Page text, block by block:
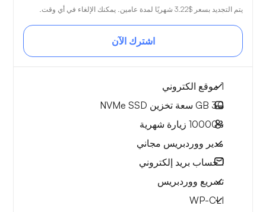
يتم التجديد بسعر $3.22 شهريًا لمدة عامين. يمكنك الإلغاء في أي وقت.
اشترك الآن
1 موقع الكتروني
30 GB
سعة تخزين NVMe SSD
~10000
زيارة شهرية
مدير ووردبريس مجاني
1حساب بريد إلكتروني
تسريع ووردبريس
WP-CLI